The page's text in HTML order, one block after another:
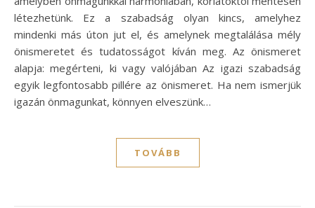
létezhetünk. Ez a szabadság olyan kincs, amelyhez
mindenki más úton jut el, és amelynek megtalálása mély
önismeretet és tudatosságot kíván meg. Az önismeret
alapja: megérteni, ki vagy valójában Az igazi szabadság
egyik legfontosabb pillére az önismeret. Ha nem ismerjük
igazán önmagunkat, könnyen elveszünk…
TOVÁBB